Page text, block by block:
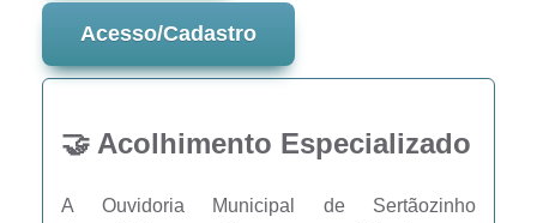
Meu Primeiro Trabalho
Dados Epidemiológicos HIV em Sertãozinho
Carta de Serviços
Galeria de Fotos
Acesso/Cadastro
🤝 Acolhimento Especializado
A Ouvidoria Municipal de Sertãozinho